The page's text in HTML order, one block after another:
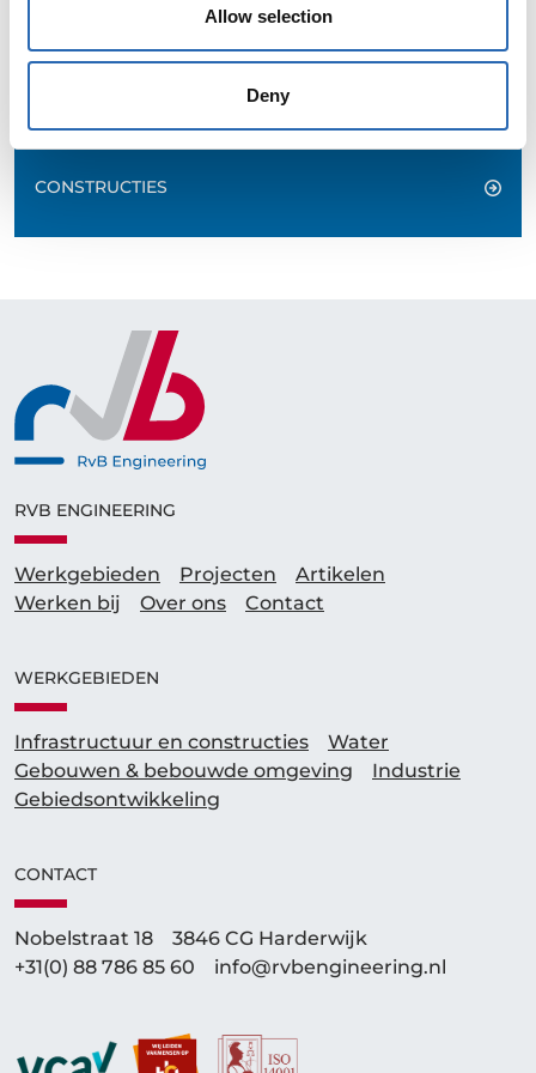
Allow selection
Deny
CONSTRUCTIES
RVB ENGINEERING
Werkgebieden Projecten
Artikelen
Werken bij
Over ons Contact
WERKGEBIEDEN
Infrastructuur en constructies
Water
Gebouwen & bebouwde omgeving
Industrie
Gebieds­ontwikkeling
CONTACT
Nobelstraat 18
3846 CG Harderwijk
+31(0) 88 786 85 60
info@rvbengineering.nl